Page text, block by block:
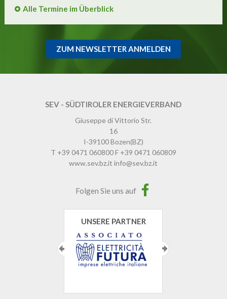
Alle Termine im Überblick
ZUM NEWSLETTER ANMELDEN
SEV - SÜDTIROLER ENERGIEVERBAND
Giuseppe di Vittorio Str.
16
I-39100Bozen(BZ)
T +39 0471 060800F +39 0471 060809
www.sev.bz.it info@sev.bz.it
Folgen Sie uns auf
UNSERE PARTNER